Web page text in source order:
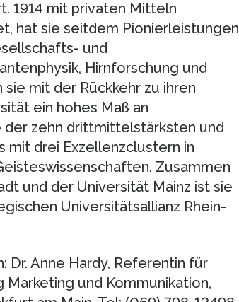
1914 mit privaten Mitteln
hat sie seitdem Pionierleistungen
und
Hirnforschung und
mit der Rückkehr zu ihren
ein hohes Maß an
zehn drittmittelstärksten und
mit drei Exzellenzclustern in
Zusammen
und der Universität Mainz ist sie
Universitätsallianz Rhein-
Dr. Anne Hardy, Referentin für
und Kommunikation,